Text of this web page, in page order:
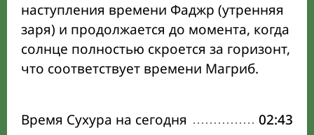
наступления времени Фаджр (утренняя
заря) и продолжается до момента, когда
солнце полностью скроется за горизонт,
что соответствует времени Магриб.
Время Сухура на сегодня 02:43